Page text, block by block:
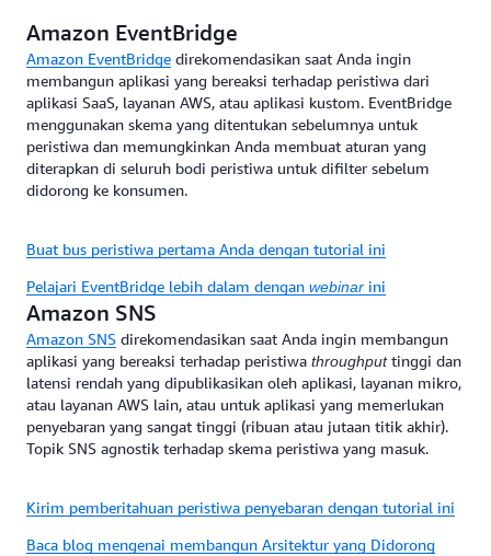
• Data di sumber peristiwa Anda. Jika Anda perlu
membangun ulang status, sumber peristiwa sebaiknya
dideduplikasi dan diurutkan.
Unduh panduan Arsitektur yang Didorong Peristiwa AWS
Amazon EventBridge
Amazon EventBridge direkomendasikan saat Anda ingin
membangun aplikasi yang bereaksi terhadap peristiwa dari
aplikasi SaaS, layanan AWS, atau aplikasi kustom. EventBridge
menggunakan skema yang ditentukan sebelumnya untuk
peristiwa dan memungkinkan Anda membuat aturan yang
diterapkan di seluruh bodi peristiwa untuk difilter sebelum
didorong ke konsumen.
Buat bus peristiwa pertama Anda dengan tutorial ini
Pelajari EventBridge lebih dalam dengan webinar ini
Amazon SNS
Amazon SNS direkomendasikan saat Anda ingin membangun
aplikasi yang bereaksi terhadap peristiwa throughputtinggi dan
latensi rendah yang dipublikasikan oleh aplikasi, layanan mikro,
atau layanan AWS lain, atau untuk aplikasi yang memerlukan
penyebaran yang sangat tinggi (ribuan atau jutaan titik akhir).
Topik SNS agnostik terhadap skema peristiwa yang masuk.
Kirim pemberitahuan peristiwa penyebaran dengan tutorial ini
Baca blog mengenai membangun Arsitektur yang Didorong